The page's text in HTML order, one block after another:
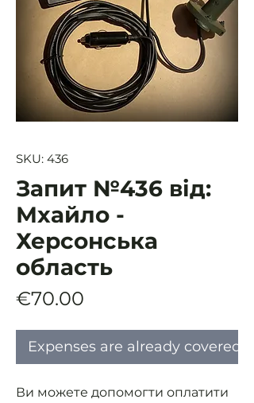
SKU: 436
Запит №436 від:
Мхайло -
Херсонська
область
€70.00
Expenses are already covered
Ви можете допомогти оплатити